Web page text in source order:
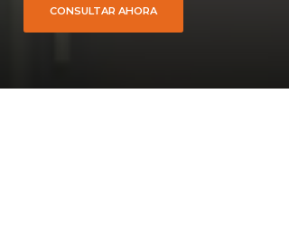
CONSULTAR AHORA